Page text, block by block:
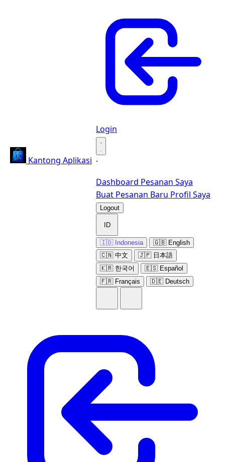
Kantong Aplikasi
Login
·
·
Dashboard Pesanan Saya
Buat Pesanan Baru Profil Saya
Logout
ID
🇮🇩 Indonesia
🇬🇧 English
🇨🇳 中文
🇯🇵 日本語
🇰🇷 한국어
🇪🇸 Español
🇫🇷 Français
🇩🇪 Deutsch